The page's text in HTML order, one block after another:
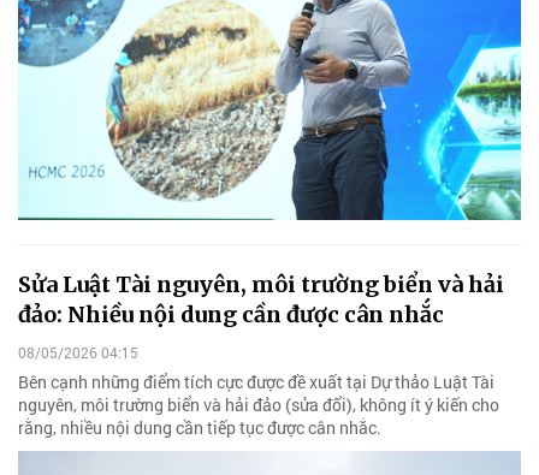
Sửa Luật Tài nguyên, môi trường biển và hải
đảo: Nhiều nội dung cần được cân nhắc
08/05/2026 04:15
Bên cạnh những điểm tích cực được đề xuất tại Dự thảo Luật Tài
nguyên, môi trường biển và hải đảo (sửa đổi), không ít ý kiến cho
rằng, nhiều nội dung cần tiếp tục được cân nhắc.